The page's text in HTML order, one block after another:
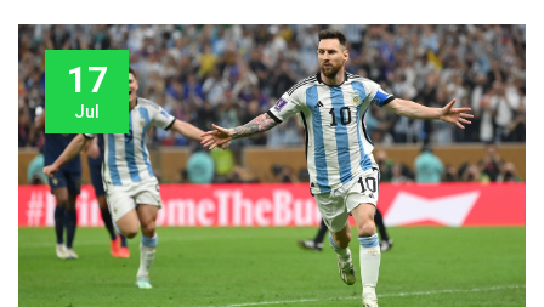
17
Jul